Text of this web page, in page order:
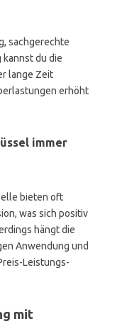
sachgerechte
kannst du die
lange Zeit
erhöht
immer
bieten oft
was sich positiv
hängt die
Anwendung und
Leistungs-
mit